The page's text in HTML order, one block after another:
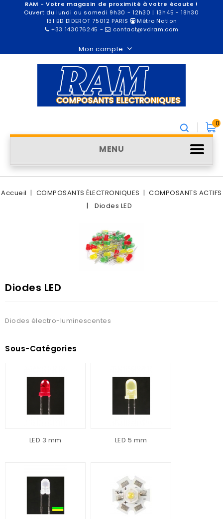
RAM - Votre magasin de proximité à votre écoute !
Ouvert du lundi au samedi 9h30 - 12h30 | 13h45 - 18h30
131 BD DIDEROT 75012 PARIS
Métro Nation
+33 143076245 - contact@vdram.com
Mon compte
0
MENU
Accueil COMPOSANTS ÉLECTRONIQUES
COMPOSANTS ACTIFS
Diodes LED
Diodes LED
Diodes électro-luminescentes
Sous-Catégories
LED 3 mm LED 5 mm